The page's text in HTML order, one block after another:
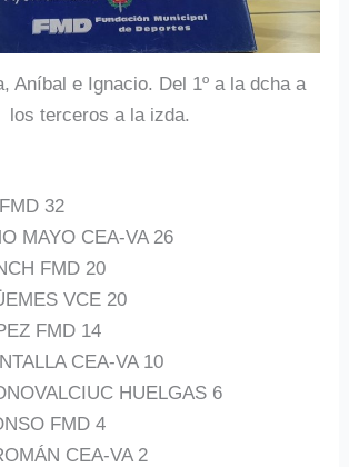
Aníbal e Ignacio. Del 1º a la dcha a
los terceros a la izda.
32
MAYO CEA-VA 26
FMD 20
VCE 20
FMD 14
CEA-VA 10
HUELGAS 6
FMD 4
CEA-VA 2